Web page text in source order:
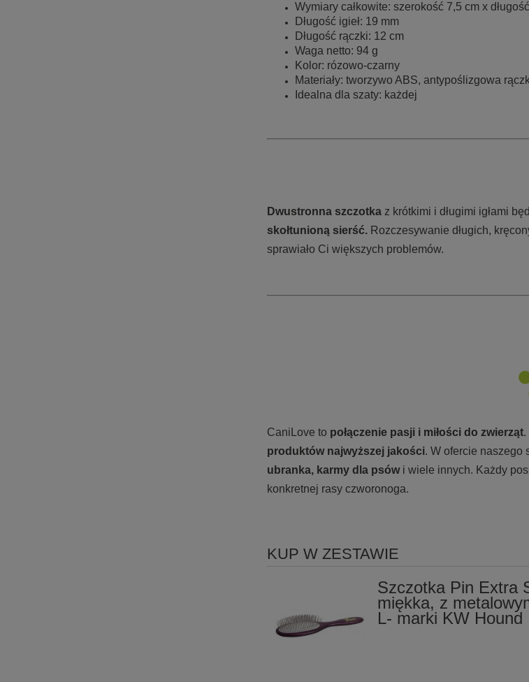
Wymiary całkowite: szerokość 7,5 cm x
Długość igieł: 19 mm
Długość rączki: 12 cm
Waga netto: 94 g
Kolor: rózowo-czarny
Materiały: tworzywo ABS, antypoślizgowa
Idealna dla szaty: każdej
Dwustronna szczotka z krótkimi i długimi igłami
skołtunioną sierść. Rozczesywanie długich,
sprawiało Ci większych problemów.
CaniLove to połączenie pasji i miłości do zwierząt.
produktów najwyższej jakości. W ofercie naszego
ubranka, karmy dla psówi wiele innych. Każdy
konkretnej rasy czworonoga.
KUP W ZESTAWIE
Szczotka Pin Extra
miękka, z
L- marki KW Hound